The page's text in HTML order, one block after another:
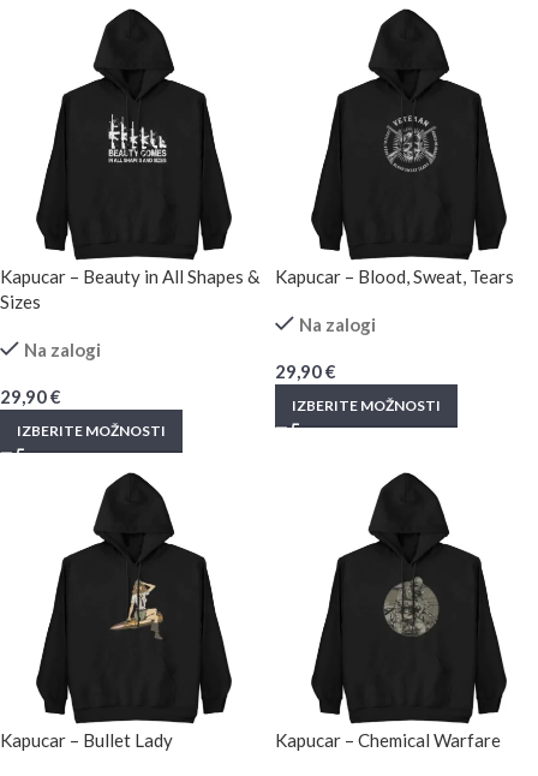
Kapucar – Beauty in All Shapes &
Sizes
Na zalogi
29,90€
IZBERITE MOŽNOSTI
Kapucar – Blood, Sweat, Tears
Na zalogi
29,90€
IZBERITE MOŽNOSTI
Kapucar – Bullet Lady Kapucar – Chemical Warfare